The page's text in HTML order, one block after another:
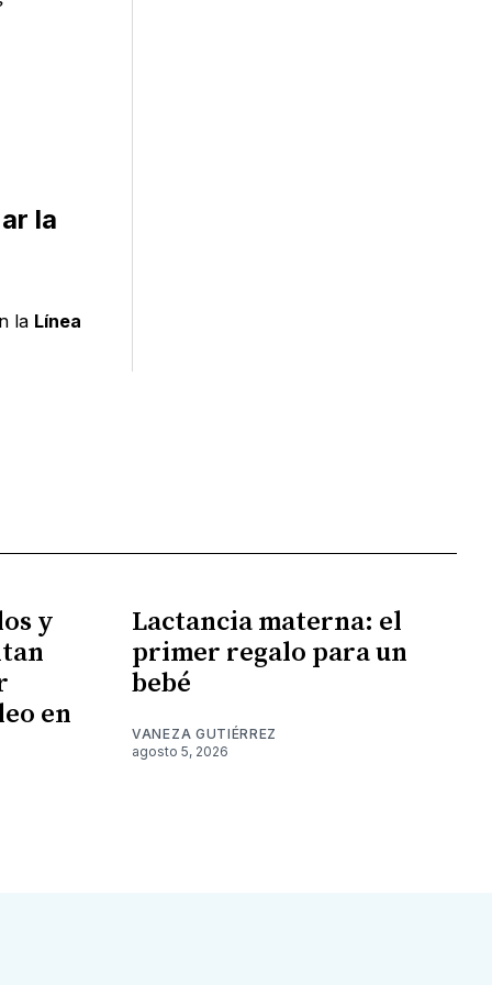
la
la Línea
y
en
Lactancia materna: el
primer regalo para un
bebé
VANEZA GUTIÉRREZ
agosto 5, 2026